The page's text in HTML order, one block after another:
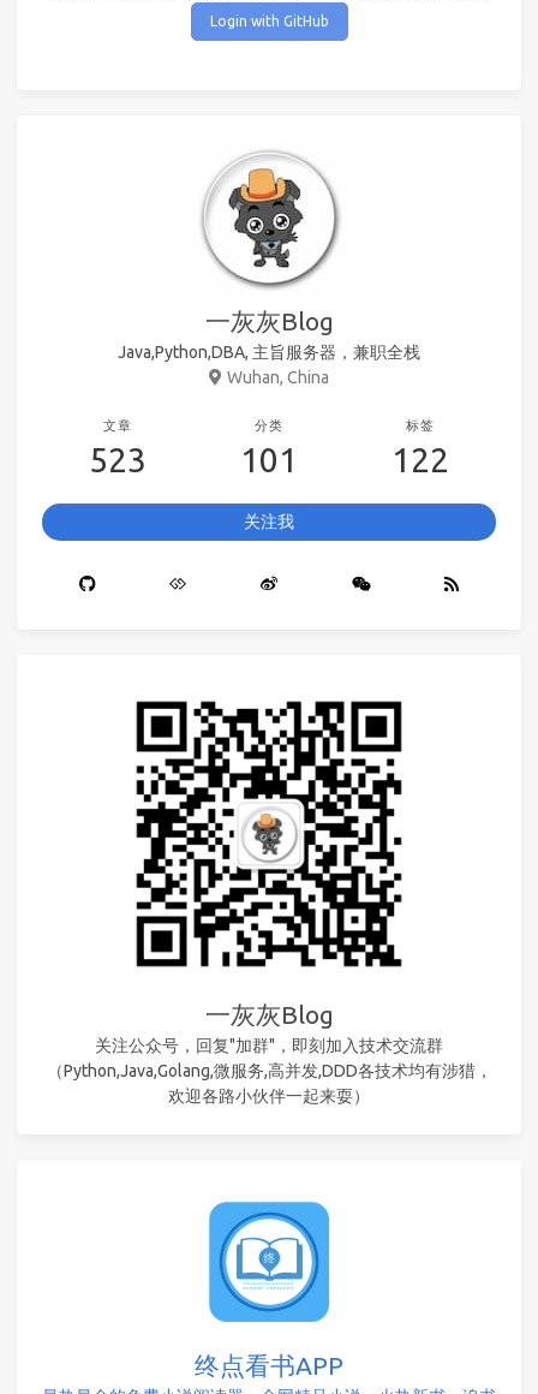
Login with GitHub
一灰灰Blog
Java,Python,DBA, 主旨服务器，兼职全栈
Wuhan, China
文章
523
分类
101
标签
122
关注我
一灰灰Blog
关注公众号，回复"加群"，即刻加入技术交流群
（Python,Java,Golang,微服务,高并发,DDD各技术均有涉猎，
欢迎各路小伙伴一起来耍）
终点看书APP